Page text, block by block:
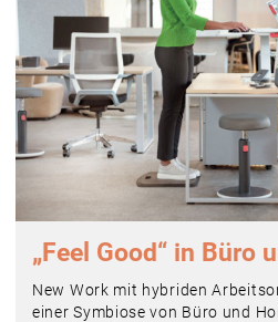
„Feel Good“ in Büro
New Work mit hybriden
einer Symbiose von Büro und